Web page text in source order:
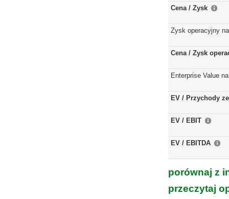
Cena / Zysk
Zysk operacyjny
Cena / Zysk
Enterprise Value
EV / Przychody
EV / EBIT
EV / EBITDA
porównaj z
przeczytaj